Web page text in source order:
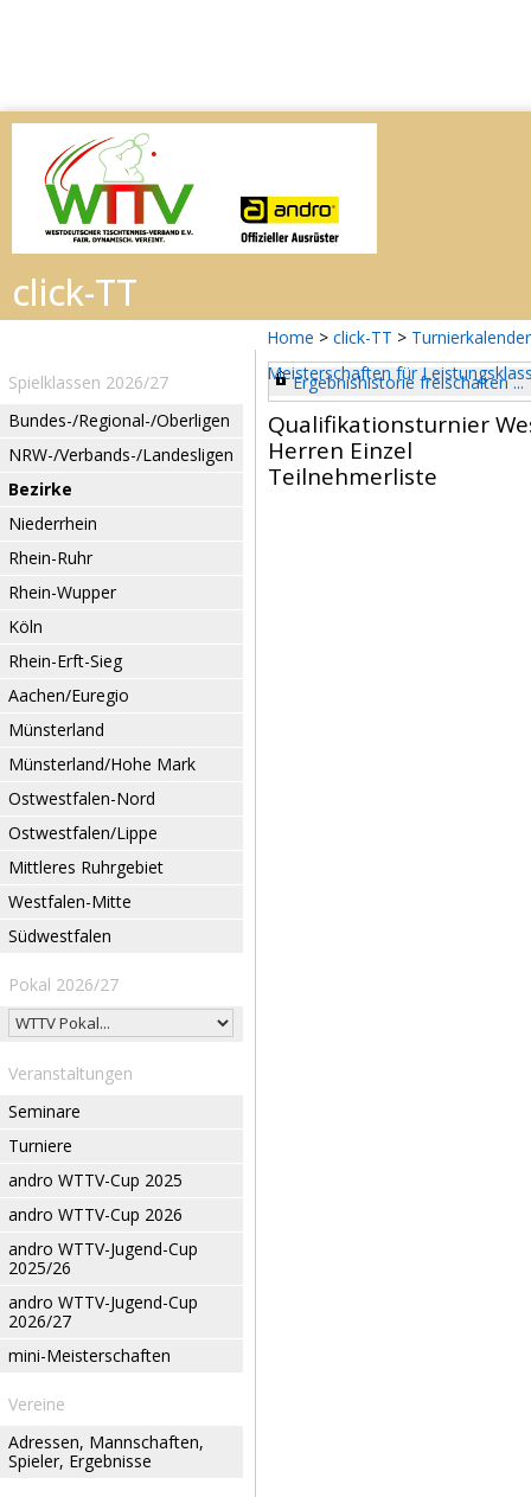
Home > click-TT > Turnierkalender
Meisterschaften für
Spielklassen 2026/27
Bundes-/Regional-/Oberligen
NRW-/Verbands-/Landesligen
Bezirke
Niederrhein
Rhein-Ruhr
Rhein-Wupper
Köln
Rhein-Erft-Sieg
Aachen/Euregio
Münsterland
Münsterland/Hohe Mark
Ostwestfalen-Nord
Ostwestfalen/Lippe
Mittleres Ruhrgebiet
Westfalen-Mitte
Südwestfalen
Pokal 2026/27
Veranstaltungen
Seminare
Turniere
andro WTTV-Cup 2025
andro WTTV-Cup 2026
andro WTTV-Jugend-Cup
2025/26
andro WTTV-Jugend-Cup
2026/27
mini-Meisterschaften
Vereine
Adressen, Mannschaften,
Spieler, Ergebnisse
Ergebnishistorie freischalten ...
Qualifikationsturnier
Herren Einzel
Teilnehmerliste